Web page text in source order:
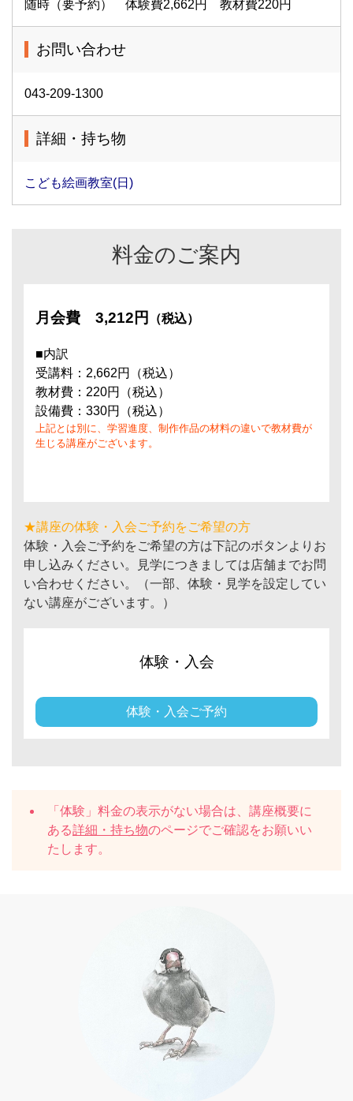
随時（要予約） 体験費2,662円 教材費220円
お問い合わせ
043-209-1300
詳細・持ち物
こども絵画教室(日)
料金のご案内
月会費 3,212円 （税込）
■内訳
受講料：2,662円（税込）
教材費：220円（税込）
設備費：330円（税込）
上記とは別に、学習進度、制作作品の材料の違いで教材費が
生じる講座がございます。
★講座の体験・入会ご予約をご希望の方
体験・入会ご予約をご希望の方は下記のボタンよりお
申し込みください。見学につきましては店舗までお問
い合わせください。（一部、体験・見学を設定してい
ない講座がございます。）
体験・入会
体験・入会ご予約
「体験」料金の表示がない場合は、講座概要に
ある詳細・持ち物のページでご確認をお願いい
たします。